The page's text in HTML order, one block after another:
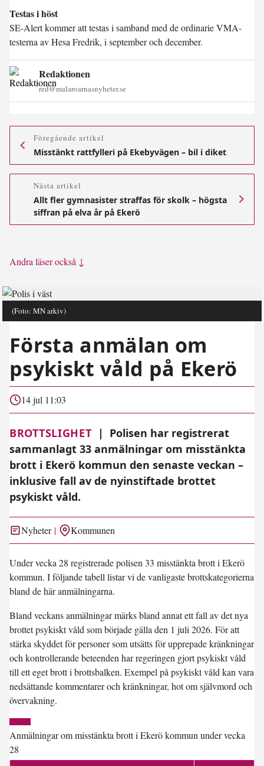
Testas i höst
SE-Alert kommer att testas i samband med de ordinarie VMA-
testerna av Hesa Fredrik, i september och december.
Redaktionen
red@malaroarnasnyheter.se
Föregående artikel
Misstänkt rattfylleri på Ekebyvägen – bil i diket
Nästa artikel
Allt fler gymnasister straffas för skolk – högsta
siffran på elva år på Ekerö
Andra läser också ↓
(Foto: MN arkiv)
Första anmälan om
psykiskt våld på Ekerö
14 jul 11:03
BROTTSLIGHET |
Polisen har registrerat
sammanlagt 33 anmälningar om misstänkta
brott i Ekerö kommun den senaste veckan –
inklusive fall av de nyinstiftade brottet
psykiskt våld.
Nyheter Kommunen
Under vecka 28 registrerade polisen 33 misstänkta brott i Ekerö
kommun. I följande tabell listar vi de vanligaste brottskategorierna
bland de här anmälningarna.
Bland veckans anmälningar märks bland annat ett fall av det nya
brottet psykiskt våld som började gälla den 1 juli 2026. För att
stärka skyddet för personer som utsätts för upprepade kränkningar
och kontrollerande beteenden har regeringen gjort psykiskt våld
till ett eget brott i brottsbalken. Exempel på psykiskt våld kan vara
nedsättande kommentarer och kränkningar, hot om självmord och
övervakning.
Anmälningar om misstänkta brott i Ekerö kommun under vecka
28